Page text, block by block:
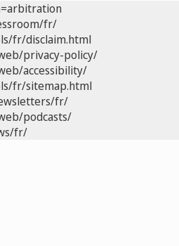
fr/
fr/disclaim.html
privacy-policy/
accessibility/
fr/sitemap.html
fr/
podcasts/
fr/